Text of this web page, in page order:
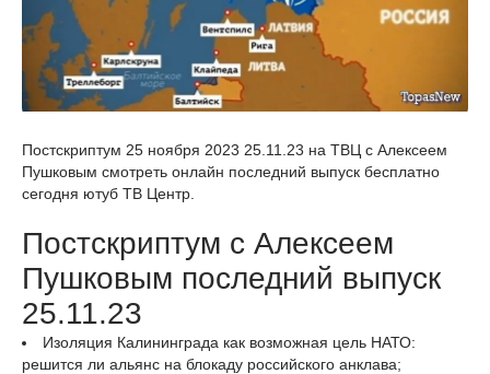
Постскриптум 25 ноября 2023 25.11.23 на ТВЦ с Алексеем
Пушковым смотреть онлайн последний выпуск бесплатно
сегодня ютуб ТВ Центр.
Постскриптум с Алексеем
Пушковым последний выпуск
25.11.23
Изоляция Калининграда как возможная цель НАТО:
решится ли альянс на блокаду российского анклава;